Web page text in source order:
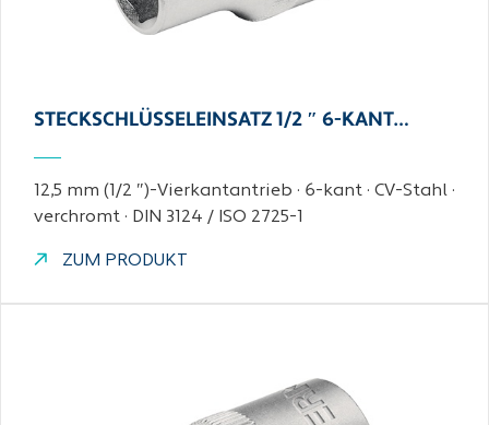
STECKSCHLÜSSELEINSATZ 1/2 ″ 6-KANT…
12,5 mm (1/2 ″)-Vierkantantrieb · 6-kant · CV-Stahl ·
verchromt · DIN 3124 / ISO 2725-1
ZUM PRODUKT